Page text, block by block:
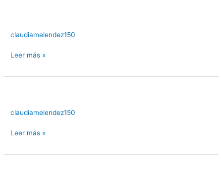
claudiamelendez150
Leer más »
claudiamelendez150
Leer más »